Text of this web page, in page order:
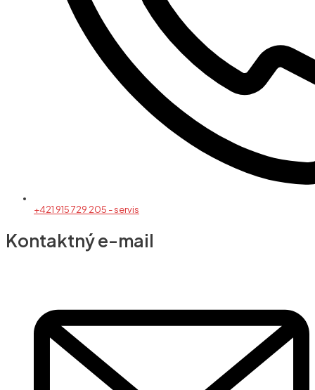
+421 915 729 205 - servis
Kontaktný e-mail